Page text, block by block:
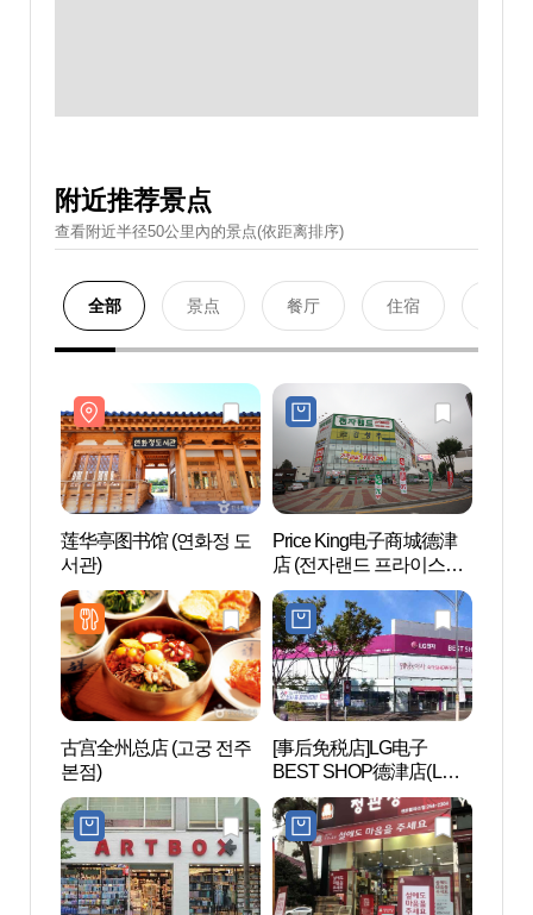
附近推荐景点
查看附近半径50公里內的景点(依距离排序)
全部 景点 餐厅 住宿
莲华亭图书馆 (연화정 도
서관)
Price King电子商城德津
店 (전자랜드 프라이스킹
덕진점)
古宫全州总店 (고궁 전주
본점)
[事后免税店]LG电子
BEST SHOP德津店(LG전
자 베스트샵 덕진점)